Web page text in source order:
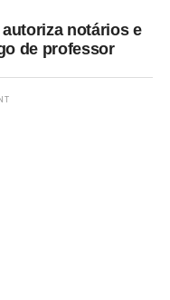
notários e
de professor